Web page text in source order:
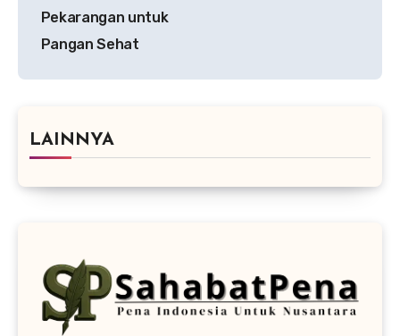
Pekarangan untuk
Pangan Sehat
LAINNYA